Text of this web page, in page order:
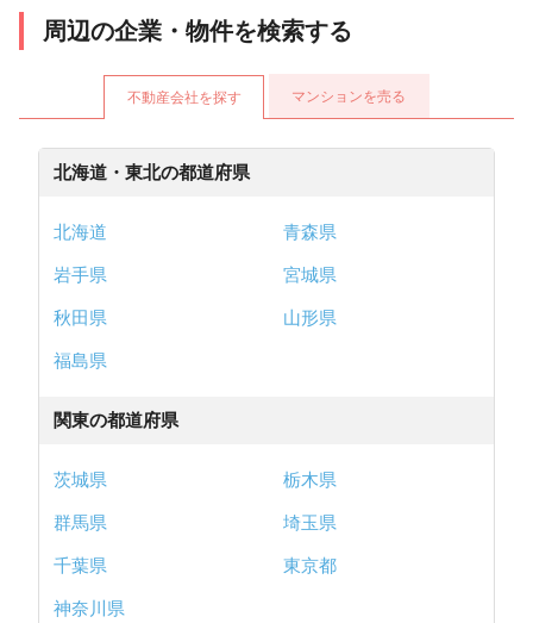
周辺の企業・物件を検索する
不動産会社を探す マンションを売る
北海道・東北の都道府県
北海道
青森県
岩手県
宮城県
秋田県
山形県
福島県
関東の都道府県
茨城県
栃木県
群馬県
埼玉県
千葉県
東京都
神奈川県